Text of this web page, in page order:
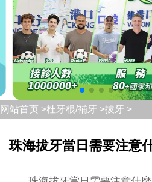
网站首页 >杜牙根/補牙 >拔牙 >
珠海拔牙當日需要注意